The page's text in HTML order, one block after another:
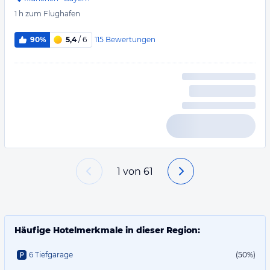
1 h zum Flughafen
90% 5,4/ 6 115 Bewertungen
1 von 61
Häufige Hotelmerkmale in dieser Region:
6 Tiefgarage (50%)